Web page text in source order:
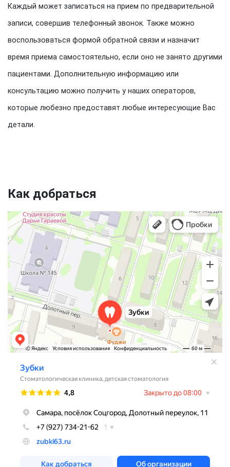
Каждый может записаться на прием по предварительной
записи, совершив телефонный звонок. Также можно
воспользоваться формой обратной связи и назначит
время приема самостоятельно, если оно не занято другими
пациентами. Дополнительную информацию или
консультацию можно получить у наших операторов,
которые любезно предоставят любые интересующие Вас
детали.
Как добраться